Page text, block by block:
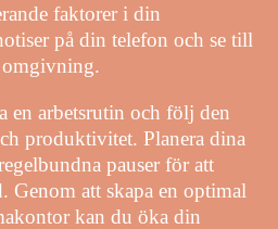
faktorer i din
på din telefon och se till
omgivning.
en arbetsrutin och följ den
produktivitet. Planera dina
pauser för att
Genom att skapa en optimal
kan du öka din